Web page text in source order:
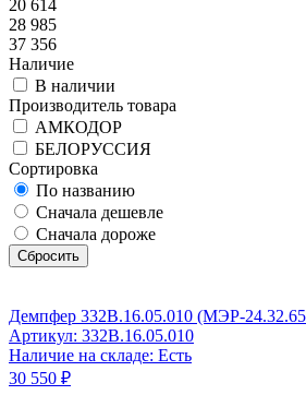
20 614
28 985
37 356
Наличие
В наличии
Производитель товара
АМКОДОР
БЕЛОРУССИЯ
Сортировка
По названию
Сначала дешевле
Сначала дороже
Сбросить
Демпфер 332В.16.05.010 (МЭР-
Артикул: 332B.16.05.010
Наличие на складе: Есть
30 550 ₽